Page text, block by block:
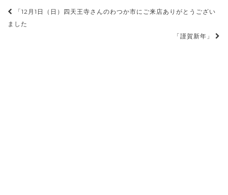
投
稿
「12月1日（日）四天王寺さんのわつか市にご来店ありがとうござい
ました
「謹賀新年」